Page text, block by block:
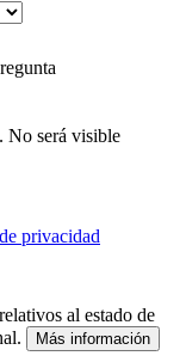
No será visible
privacidad
al estado de
Más información